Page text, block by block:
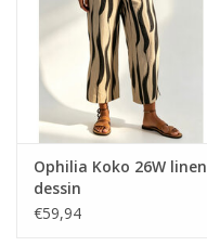
Ophilia Koko 26W linen
dessin
€59,94